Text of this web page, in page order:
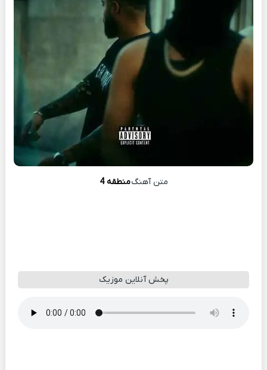
متن آهنگمنطقه 4
پخش آنلاین موزیک